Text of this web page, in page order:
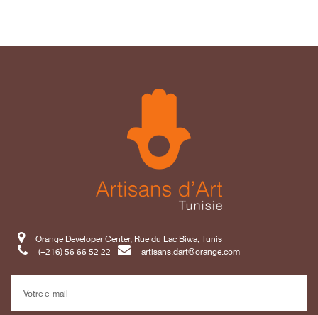
Orange Developer Center, Rue du Lac Biwa, Tunis
(+216) 56 66 52 22
artisans.dart@orange.com